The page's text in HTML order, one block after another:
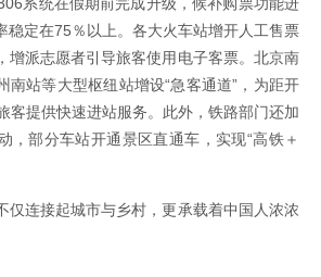
系统在假期前完成升级，候补购票功能进
稳定在75％以上。各大火车站增开人工售票
增派志愿者引导旅客使用电子客票。北京南
南站等大型枢纽站增设“急客通道”，为距开
客提供快速进站服务。此外，铁路部门还加
，部分车站开通景区直通车，实现“高铁＋
仅连接起城市与乡村，更承载着中国人浓浓